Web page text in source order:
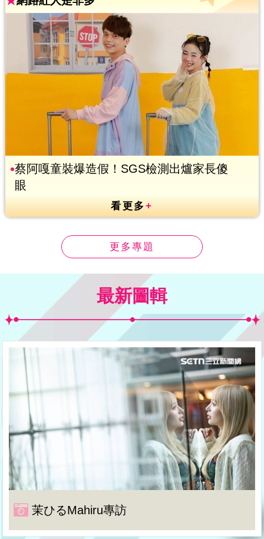
蔡阿嘎童裝爆造假！SGS檢測出爐家長傻
眼
看更多+
更多專題
最新圖輯
茉ひるMahiru專訪